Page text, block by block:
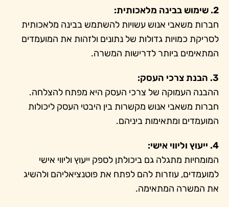
2. שימוש בבינה מלאכותית:
חברות משאבי אנוש עשויות להשתמש בבינה מלאכותית
לסריקת כמויות גדולות של נתונים ולזהות את המועמדים
המתאימים ביותר לדרישות המשרה.
3. הבנת צרכי העסק:
ההבנה העמוקה של צרכי העסק היא מפתח להצלחה.
חברות משאבי אנוש מקשרות בין היבטי העסק ליכולות
המועמדים ומתאימות ביניהם.
4. ייעוץ וליווי אישי:
המומחיות מתגלה גם ביכולתן לספק ייעוץ וליווי אישי
למועמדים, עוזרות להם לפתח את פוטנציאליהם ולהשיג
את המשרה המתאימה.